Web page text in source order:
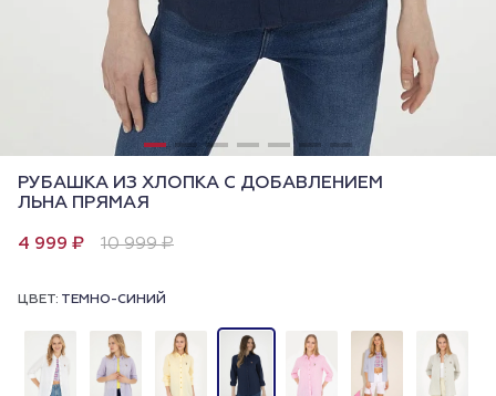
РУБАШКА ИЗ ХЛОПКА С ДОБАВЛЕНИЕМ
ЛЬНА ПРЯМАЯ
4 999 ₽ 10 999 ₽
ЦВЕТ: ТЕМНО-СИНИЙ